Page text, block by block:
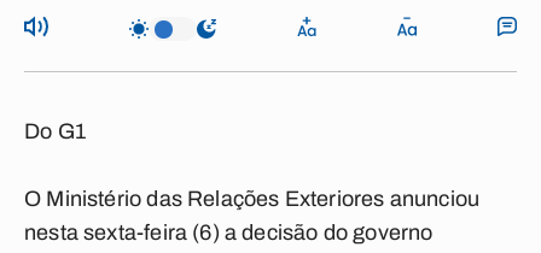
Do G1
O Ministério das Relações Exteriores anunciou
nesta sexta-feira (6) a decisão do governo